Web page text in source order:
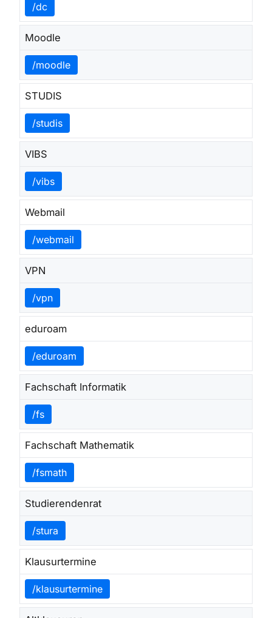
/dc
Moodle
/moodle
STUDIS
/studis
VIBS
/vibs
Webmail
/webmail
VPN
/vpn
eduroam
/eduroam
Fachschaft Informatik
/fs
Fachschaft Mathematik
/fsmath
Studierendenrat
/stura
Klausurtermine
/klausurtermine